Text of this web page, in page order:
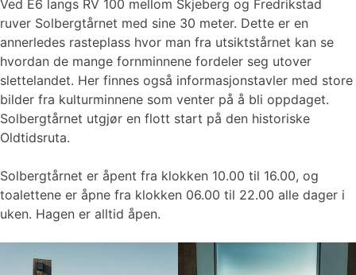
Ved E6 langs RV 100 mellom Skjeberg og Fredrikstad
ruver Solbergtårnet med sine 30 meter. Dette er en
annerledes rasteplass hvor man fra utsiktstårnet kan se
hvordan de mange fornminnene fordeler seg utover
slettelandet. Her finnes også informasjonstavler med store
bilder fra kulturminnene som venter på å bli oppdaget.
Solbergtårnet utgjør en flott start på den historiske
Oldtidsruta.
Solbergtårnet er åpent fra klokken 10.00 til 16.00, og
toalettene er åpne fra klokken 06.00 til 22.00 alle dager i
uken. Hagen er alltid åpen.